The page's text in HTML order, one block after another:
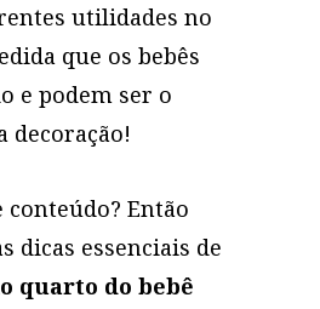
utilidades no
que os bebês
e podem ser o
decoração!
conteúdo? Então
dicas essenciais de
quarto do bebê